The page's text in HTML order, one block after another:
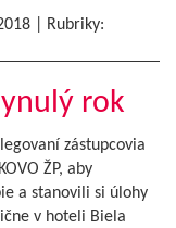
Rubriky:
rok
zástupcovia
ŽP, aby
a stanovili si úlohy
v hoteli Biela